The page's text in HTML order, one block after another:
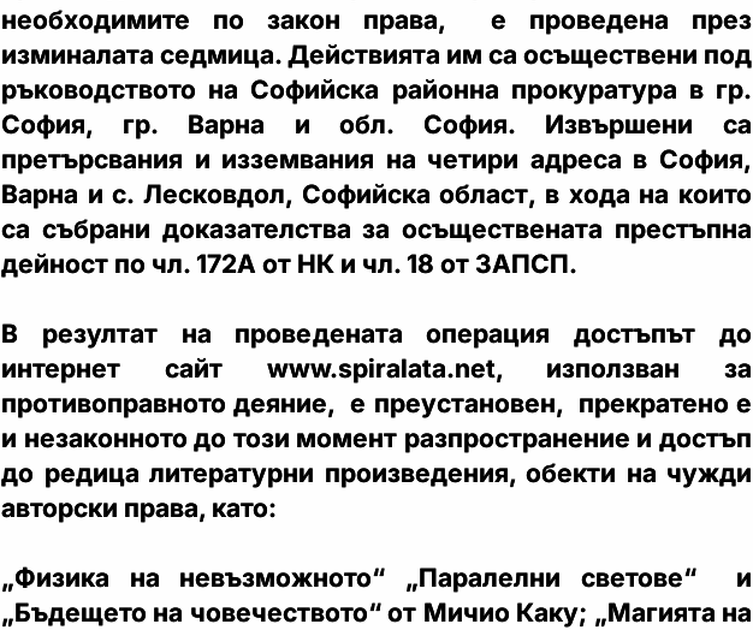
необходимите по закон права, е проведена през
изминалата седмица. Действията им са осъществени под
ръководството на Софийска районна прокуратура в гр.
София, гр. Варна и обл. София. Извършени са
претърсвания и изземвания на четири адреса в София,
Варна и с. Лесковдол, Софийска област, в хода на които
са събрани доказателства за осъществената престъпна
дейност по чл. 172А от НК и чл. 18 от ЗАПСП.
В резултат на проведената операция достъпът до
интернет сайт www.spiralata.net, използван за
противоправното деяние, е преустановен, прекратено е
и незаконното до този момент разпространение и достъп
до редица литературни произведения, обекти на чужди
авторски права, като:
„Физика на невъзможното“ „Паралелни светове“ и
„Бъдещето на човечеството“ от Мичио Каку; „Магията на